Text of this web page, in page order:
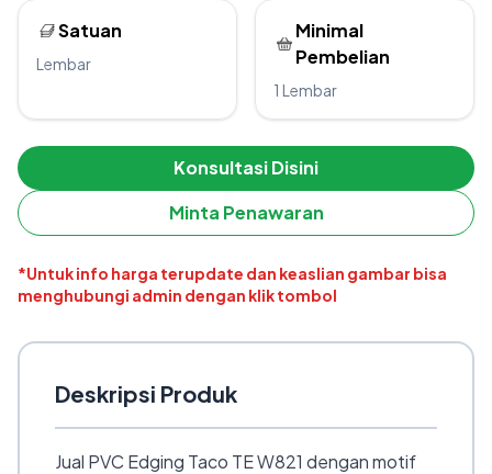
Satuan
Lembar
Minimal
Pembelian
1 Lembar
Konsultasi Disini
Minta Penawaran
*Untuk info harga terupdate dan keaslian gambar bisa
menghubungi admin dengan klik tombol
Deskripsi Produk
Jual PVC Edging Taco TE W821 dengan motif